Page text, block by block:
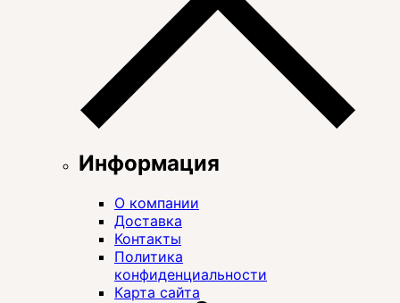
Информация
О компании
Доставка
Контакты
Политика
конфиденциальности
Карта сайта